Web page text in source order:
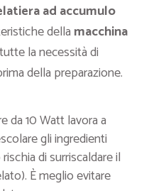
ad accumulo
della macchina
la necessità di
della preparazione.
da 10 Watt lavora a
gli ingredienti
di surriscaldare il
È meglio evitare